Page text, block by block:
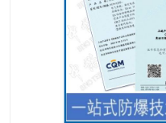
防爆资质证书
防爆电气检测机构